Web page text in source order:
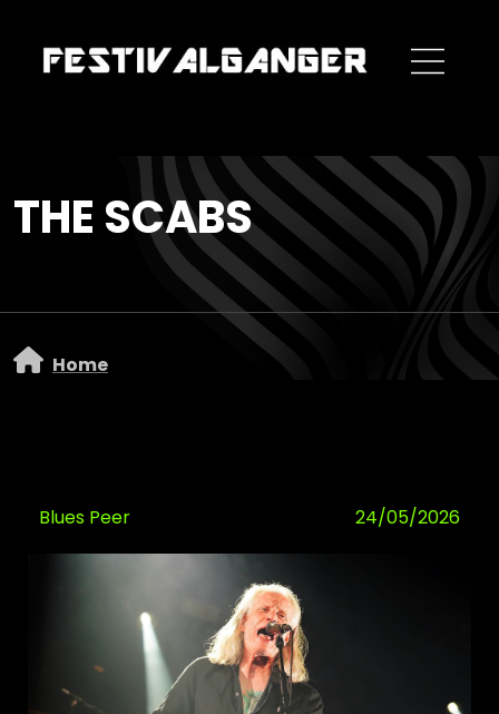
THE SCABS
Home
Blues Peer 24/05/2026